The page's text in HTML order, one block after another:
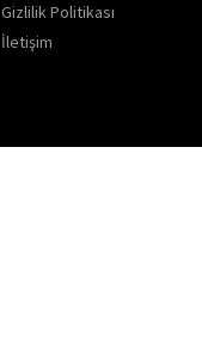
Gizlilik Politikası
İletişim